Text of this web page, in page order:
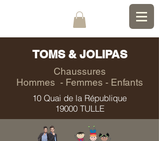
TOMS & JOLIPAS
Chaussures
Hommes - Femmes - Enfants
10 Quai de la République
19000 TULLE